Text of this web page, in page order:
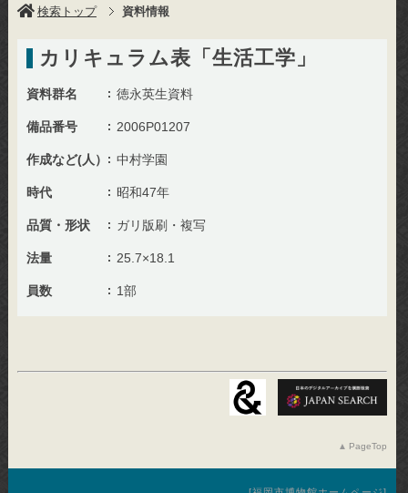
検索トップ 資料情報
カリキュラム表「生活工学」
資料群名 徳永英生資料
備品番号 2006P01207
作成など(人） 中村学園
時代 昭和47年
品質・形状 ガリ版刷・複写
法量 25.7×18.1
員数 1部
PageTop